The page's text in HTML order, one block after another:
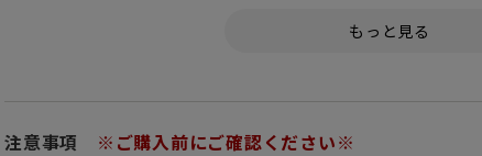
多彩でオリエンタルなデザインです。
注意事項 ※ご購入前にご確認ください※